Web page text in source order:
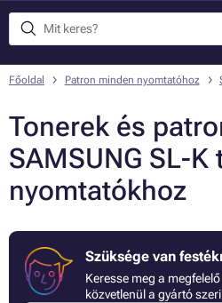
Főoldal Patron minden nyomtatóhoz
Tonerek és
SAMSUNG SL-
nyomtatókhoz
Szüksége van
Keresse meg a
közvetlenül a gyártó